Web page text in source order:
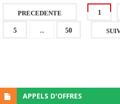
PRECEDENTE 1
5 ... 50
APPELS D'OFFRES